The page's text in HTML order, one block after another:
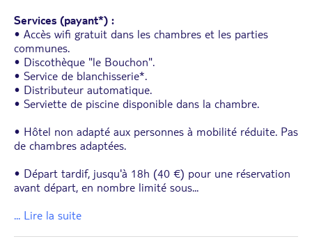
Services (payant*) :
• Accès wifi gratuit dans les chambres et les parties
communes.
• Discothèque "le Bouchon".
• Service de blanchisserie*.
• Distributeur automatique.
• Serviette de piscine disponible dans la chambre.
• Hôtel non adapté aux personnes à mobilité réduite. Pas
de chambres adaptées.
• Départ tardif, jusqu'à 18h (40 €) pour une réservation
avant départ, en nombre limité sous...
... Lire la suite